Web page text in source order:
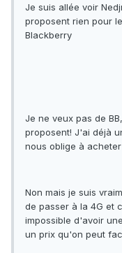
Je suis allée voir
proposent rien pour
Blackberry
Je ne veux pas de
proposent! J'ai déjà
nous oblige à
Non mais je suis
de passer à la 4G et
impossible d'avoir
un prix qu'on peut